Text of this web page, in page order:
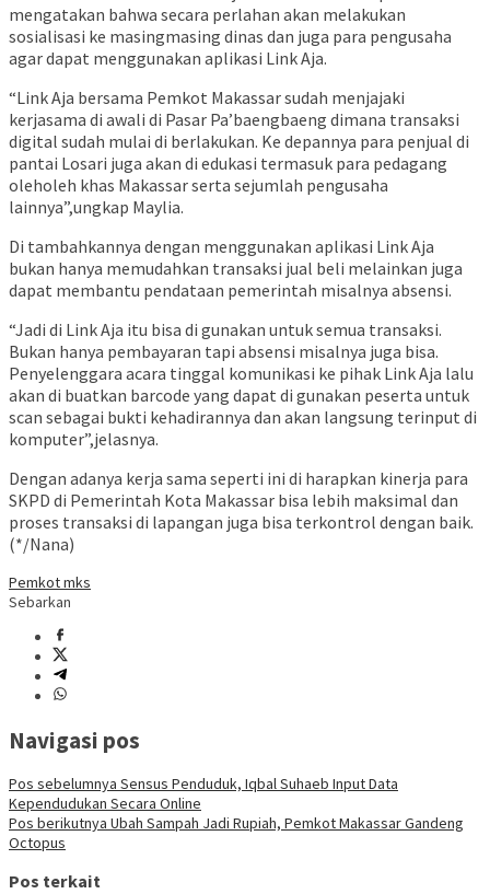
mengatakan bahwa secara perlahan akan melakukan
sosialisasi ke masingmasing dinas dan juga para pengusaha
agar dapat menggunakan aplikasi Link Aja.
“Link Aja bersama Pemkot Makassar sudah menjajaki
kerjasama di awali di Pasar Pa’baengbaeng dimana transaksi
digital sudah mulai di berlakukan. Ke depannya para penjual di
pantai Losari juga akan di edukasi termasuk para pedagang
oleholeh khas Makassar serta sejumlah pengusaha
lainnya”,ungkap Maylia.
Di tambahkannya dengan menggunakan aplikasi Link Aja
bukan hanya memudahkan transaksi jual beli melainkan juga
dapat membantu pendataan pemerintah misalnya absensi.
“Jadi di Link Aja itu bisa di gunakan untuk semua transaksi.
Bukan hanya pembayaran tapi absensi misalnya juga bisa.
Penyelenggara acara tinggal komunikasi ke pihak Link Aja lalu
akan di buatkan barcode yang dapat di gunakan peserta untuk
scan sebagai bukti kehadirannya dan akan langsung terinput di
komputer”,jelasnya.
Dengan adanya kerja sama seperti ini di harapkan kinerja para
SKPD di Pemerintah Kota Makassar bisa lebih maksimal dan
proses transaksi di lapangan juga bisa terkontrol dengan baik.
(*/Nana)
Pemkot mks
Sebarkan
Navigasi pos
Pos sebelumnya Sensus Penduduk, Iqbal Suhaeb Input Data
Kependudukan Secara Online
Pos berikutnya Ubah Sampah Jadi Rupiah, Pemkot Makassar Gandeng
Octopus
Pos terkait